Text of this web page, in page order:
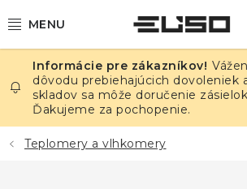
na
ELEKTRINA
TEPLOTA A VLHKOSŤ
TLAK A ÚNIKY
dôvodu prebiehajúcich dovoleniek
skladov sa môže doručenie
Ďakujeme za pochopenie.
Teplomery a vlhkomery